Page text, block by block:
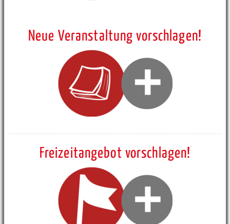
Neue Veranstaltung vorschlagen!
Freizeitangebot vorschlagen!